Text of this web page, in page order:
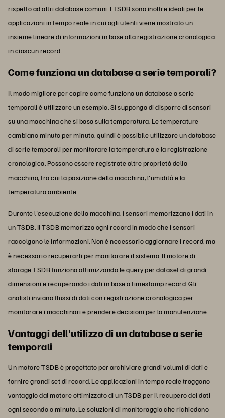
rispetto ad altri database comuni. I TSDB sono inoltre ideali per le
applicazioni in tempo reale in cui agli utenti viene mostrato un
insieme lineare di informazioni in base alla registrazione cronologica
in ciascun record.
Come funziona un database a serie temporali?
Il modo migliore per capire come funziona un database a serie
temporali è utilizzare un esempio. Si supponga di disporre di sensori
su una macchina che si basa sulla temperatura. Le temperature
cambiano minuto per minuto, quindi è possibile utilizzare un database
di serie temporali per monitorare la temperatura e la registrazione
cronologica. Possono essere registrate altre proprietà della
macchina, tra cui la posizione della macchina, l'umidità e la
temperatura ambiente.
Durante l'esecuzione della macchina, i sensori memorizzano i dati in
un TSDB. Il TSDB memorizza ogni record in modo che i sensori
raccolgano le informazioni. Non è necessario aggiornare i record, ma
è necessario recuperarli per monitorare il sistema. Il motore di
storage TSDB funziona ottimizzando le query per dataset di grandi
dimensioni e recuperando i dati in base a timestamp record. Gli
analisti inviano flussi di dati con registrazione cronologica per
monitorare i macchinari e prendere decisioni per la manutenzione.
Vantaggi dell'utilizzo di un database a serie
temporali
Un motore TSDB è progettato per archiviare grandi volumi di dati e
fornire grandi set di record. Le applicazioni in tempo reale traggono
vantaggio dal motore ottimizzato di un TSDB per il recupero dei dati
ogni secondo o minuto. Le soluzioni di monitoraggio che richiedono